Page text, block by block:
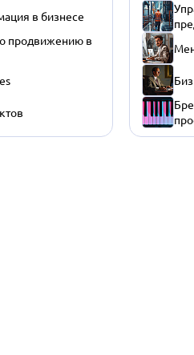
в бизнесе
продвижению в